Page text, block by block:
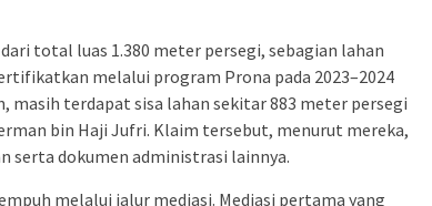
total luas 1.380 meter persegi, sebagian lahan
melalui program Prona pada 2023–2024
masih terdapat sisa lahan sekitar 883 meter persegi
bin Haji Jufri. Klaim tersebut, menurut mereka,
serta dokumen administrasi lainnya.
melalui jalur mediasi. Mediasi pertama yang